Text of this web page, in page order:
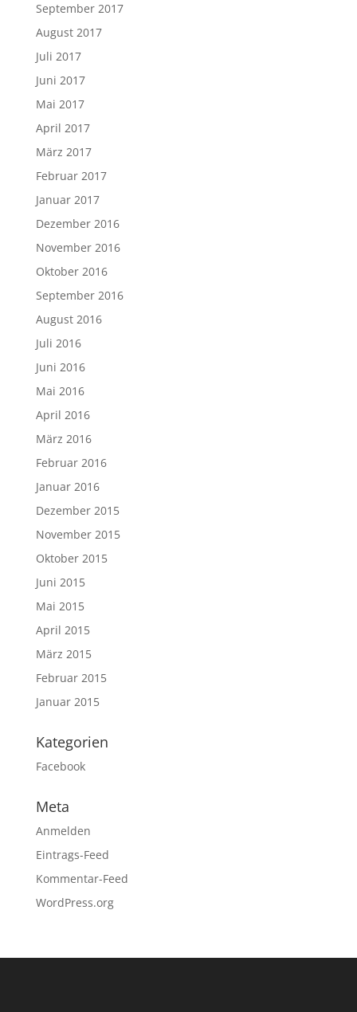
September 2017
August 2017
Juli 2017
Juni 2017
Mai 2017
April 2017
März 2017
Februar 2017
Januar 2017
Dezember 2016
November 2016
Oktober 2016
September 2016
August 2016
Juli 2016
Juni 2016
Mai 2016
April 2016
März 2016
Februar 2016
Januar 2016
Dezember 2015
November 2015
Oktober 2015
Juni 2015
Mai 2015
April 2015
März 2015
Februar 2015
Januar 2015
Kategorien
Facebook
Meta
Anmelden
Eintrags-Feed
Kommentar-Feed
WordPress.org